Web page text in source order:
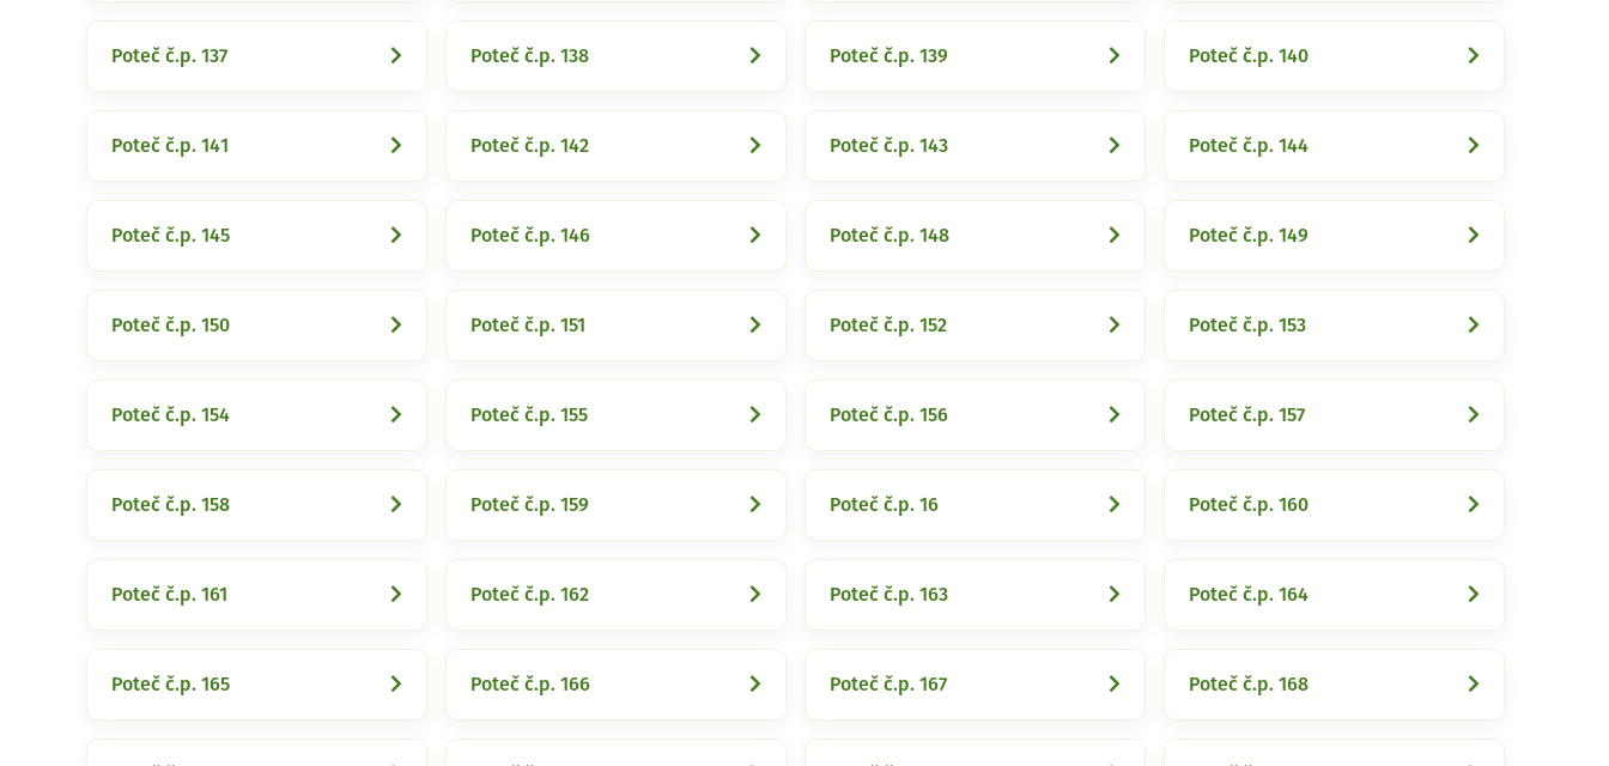
Poteč č.p. 137 Poteč č.p. 138 Poteč č.p. 139 Poteč č.p. 140
Poteč č.p. 141 Poteč č.p. 142 Poteč č.p. 143 Poteč č.p. 144
Poteč č.p. 145 Poteč č.p. 146 Poteč č.p. 148 Poteč č.p. 149
Poteč č.p. 150 Poteč č.p. 151 Poteč č.p. 152 Poteč č.p. 153
Poteč č.p. 154 Poteč č.p. 155 Poteč č.p. 156 Poteč č.p. 157
Poteč č.p. 158 Poteč č.p. 159 Poteč č.p. 16 Poteč č.p. 160
Poteč č.p. 161 Poteč č.p. 162 Poteč č.p. 163 Poteč č.p. 164
Poteč č.p. 165 Poteč č.p. 166 Poteč č.p. 167 Poteč č.p. 168